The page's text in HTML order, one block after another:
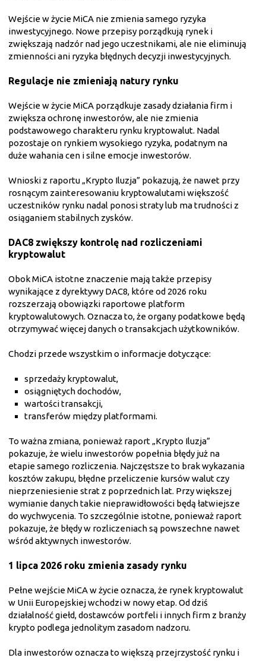
Wejście w życie MiCA nie zmienia samego ryzyka
inwestycyjnego. Nowe przepisy porządkują rynek i
zwiększają nadzór nad jego uczestnikami, ale nie eliminują
zmienności ani ryzyka błędnych decyzji inwestycyjnych.
Regulacje nie zmieniają natury rynku
Wejście w życie MiCA porządkuje zasady działania firm i
zwiększa ochronę inwestorów, ale nie zmienia
podstawowego charakteru rynku kryptowalut. Nadal
pozostaje on rynkiem wysokiego ryzyka, podatnym na
duże wahania cen i silne emocje inwestorów.
Wnioski z raportu „Krypto Iluzja” pokazują, że nawet przy
rosnącym zainteresowaniu kryptowalutami większość
uczestników rynku nadal ponosi straty lub ma trudności z
osiąganiem stabilnych zysków.
DAC8 zwiększy kontrolę nad rozliczeniami
kryptowalut
Obok MiCA istotne znaczenie mają także przepisy
wynikające z dyrektywy DAC8, które od 2026 roku
rozszerzają obowiązki raportowe platform
kryptowalutowych. Oznacza to, że organy podatkowe będą
otrzymywać więcej danych o transakcjach użytkowników.
Chodzi przede wszystkim o informacje dotyczące:
sprzedaży kryptowalut,
osiągniętych dochodów,
wartości transakcji,
transferów między platformami.
To ważna zmiana, ponieważ raport „Krypto Iluzja”
pokazuje, że wielu inwestorów popełnia błędy już na
etapie samego rozliczenia. Najczęstsze to brak wykazania
kosztów zakupu, błędne przeliczenie kursów walut czy
nieprzeniesienie strat z poprzednich lat. Przy większej
wymianie danych takie nieprawidłowości będą łatwiejsze
do wychwycenia. To szczególnie istotne, ponieważ raport
pokazuje, że błędy w rozliczeniach są powszechne nawet
wśród aktywnych inwestorów.
1 lipca 2026 roku zmienia zasady rynku
Pełne wejście MiCA w życie oznacza, że rynek kryptowalut
w Unii Europejskiej wchodzi w nowy etap. Od dziś
działalność giełd, dostawców portfeli i innych firm z branży
krypto podlega jednolitym zasadom nadzoru.
Dla inwestorów oznacza to większą przejrzystość rynku i